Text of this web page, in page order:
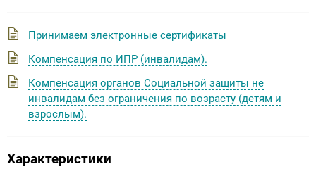
Принимаем электронные сертификаты
Компенсация по ИПР (инвалидам).
Компенсация органов Социальной защиты не
инвалидам без ограничения по возрасту (детям и
взрослым).
Характеристики